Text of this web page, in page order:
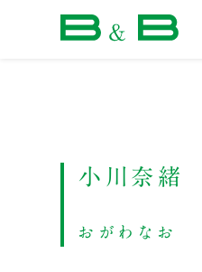
小川奈緒
おがわなお